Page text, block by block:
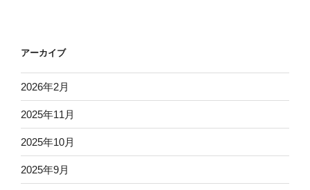
アーカイブ
2026年2月
2025年11月
2025年10月
2025年9月